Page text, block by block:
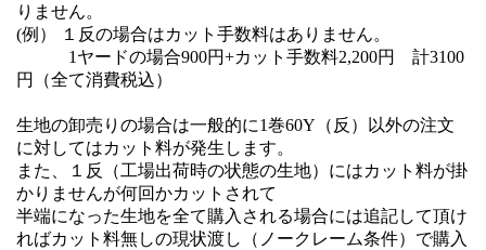
りません。
(例） １反の場合はカット手数料はありません。
1ヤードの場合900円+カット手数料2,200円 計3100
円（全て消費税込）
生地の卸売りの場合は一般的に1巻60Y（反）以外の注文
に対してはカット料が発生します。
また、１反（工場出荷時の状態の生地）にはカット料が掛
かりませんが何回かカットされて
半端になった生地を全て購入される場合には追記して頂け
ればカット料無しの現状渡し（ノークレーム条件）で購入